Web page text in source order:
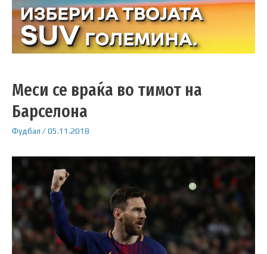
Меси се враќа во тимот на
Барселона
Фудбал /05.11.2018